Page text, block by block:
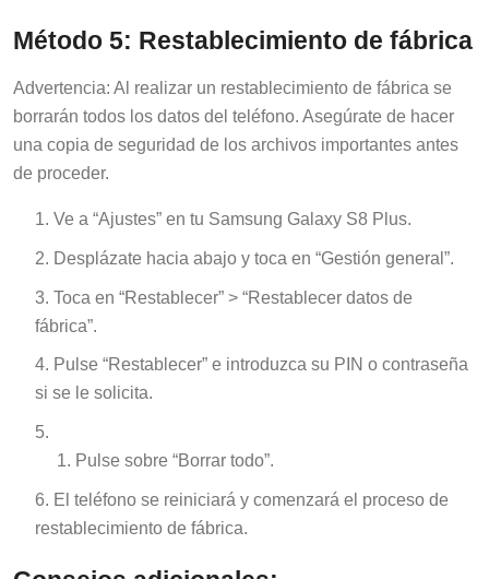
Método 5: Restablecimiento de fábrica
Advertencia: Al realizar un restablecimiento de fábrica se
borrarán todos los datos del teléfono. Asegúrate de hacer
una copia de seguridad de los archivos importantes antes
de proceder.
Ve a “Ajustes” en tu Samsung Galaxy S8 Plus.
Desplázate hacia abajo y toca en “Gestión general”.
Toca en “Restablecer” > “Restablecer datos de
fábrica”.
Pulse “Restablecer” e introduzca su PIN o contraseña
si se le solicita.
Pulse sobre “Borrar todo”.
El teléfono se reiniciará y comenzará el proceso de
restablecimiento de fábrica.